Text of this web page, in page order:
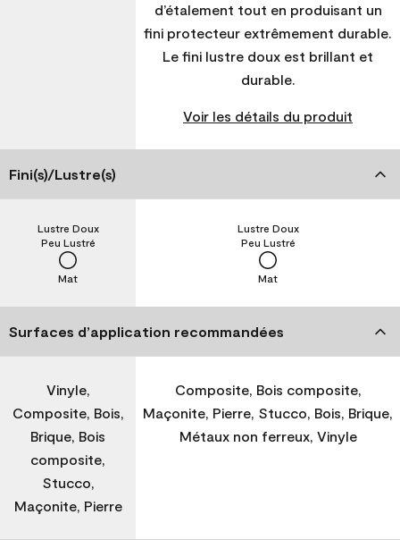
d’étalement tout en produisant un
fini protecteur extrêmement durable.
Le fini lustre doux est brillant et
durable.
Voir les détails du produit
Fini(s)/Lustre(s)
Mat
Peu Lustré
Lustre Doux
Mat
Peu Lustré
Lustre Doux
Surfaces d’application recommandées
Vinyle,
Composite, Bois,
Brique, Bois
composite,
Stucco,
Maçonite, Pierre
Composite, Bois composite,
Maçonite, Pierre, Stucco, Bois, Brique,
Métaux non ferreux, Vinyle